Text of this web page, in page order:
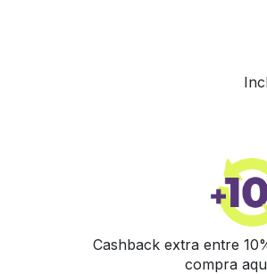
Cashback extra entre
compra